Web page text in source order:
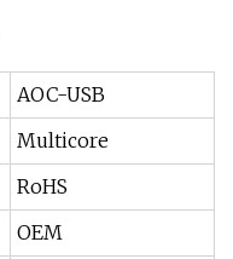
AOC-USB
Multicore
RoHS
OEM